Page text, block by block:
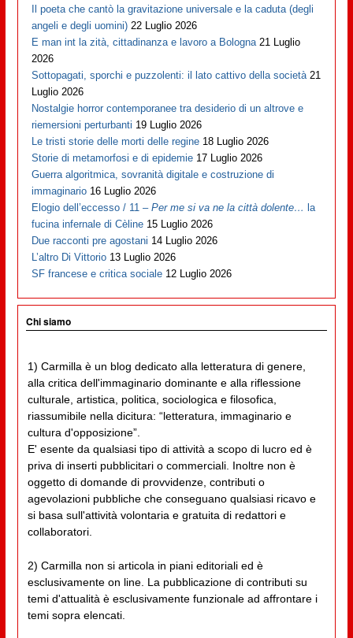
Il poeta che cantò la gravitazione universale e la caduta (degli
angeli e degli uomini) 22 Luglio 2026
E man int la zità, cittadinanza e lavoro a Bologna 21 Luglio
2026
Sottopagati, sporchi e puzzolenti: il lato cattivo della società 21
Luglio 2026
Nostalgie horror contemporanee tra desiderio di un altrove e
riemersioni perturbanti 19 Luglio 2026
Le tristi storie delle morti delle regine 18 Luglio 2026
Storie di metamorfosi e di epidemie 17 Luglio 2026
Guerra algoritmica, sovranità digitale e costruzione di
immaginario 16 Luglio 2026
Elogio dell’eccesso / 11 –Per me si va ne la città dolente… la
fucina infernale di Cèline 15 Luglio 2026
Due racconti pre agostani 14 Luglio 2026
L’altro Di Vittorio 13 Luglio 2026
SF francese e critica sociale 12 Luglio 2026
Chi siamo
1) Carmilla è un blog dedicato alla letteratura di genere,
alla critica dell'immaginario dominante e alla riflessione
culturale, artistica, politica, sociologica e filosofica,
riassumibile nella dicitura: “letteratura, immaginario e
cultura d'opposizione”.
E' esente da qualsiasi tipo di attività a scopo di lucro ed è
priva di inserti pubblicitari o commerciali. Inoltre non è
oggetto di domande di provvidenze, contributi o
agevolazioni pubbliche che conseguano qualsiasi ricavo e
si basa sull'attività volontaria e gratuita di redattori e
collaboratori.
2) Carmilla non si articola in piani editoriali ed è
esclusivamente on line. La pubblicazione di contributi su
temi d'attualità è esclusivamente funzionale ad affrontare i
temi sopra elencati.